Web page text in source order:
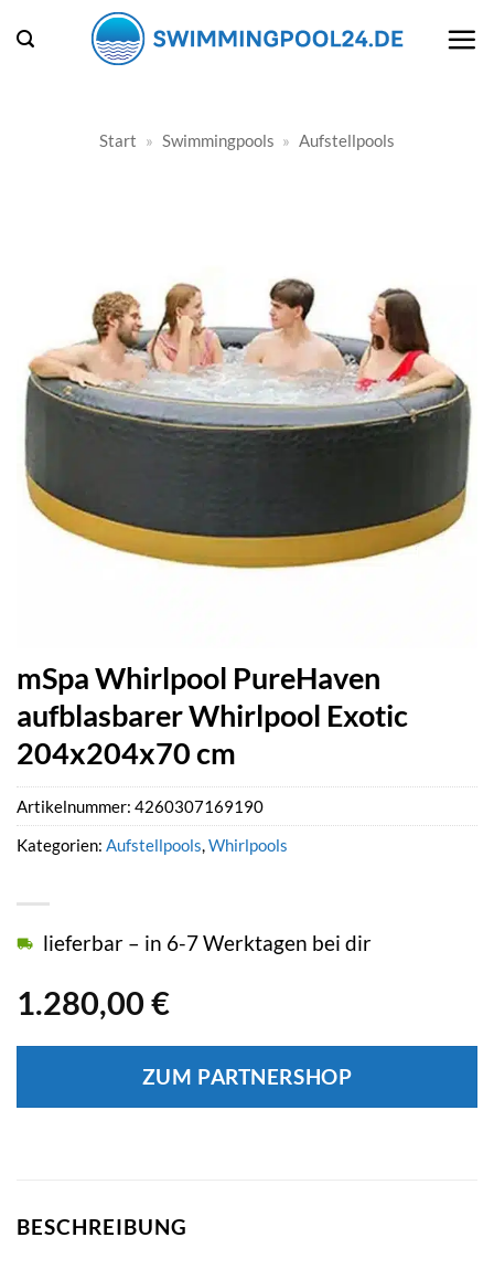
Inhalt
Start » Swimmingpools » Aufstellpools
mSpa Whirlpool PureHaven
aufblasbarer Whirlpool Exotic
204x204x70 cm
1.280,00 €
lieferbar – in 6-7 Werktagen bei dir
ZUM PARTNERSHOP
Artikelnummer: 4260307169190
Kategorien: Aufstellpools,Whirlpools
BESCHREIBUNG